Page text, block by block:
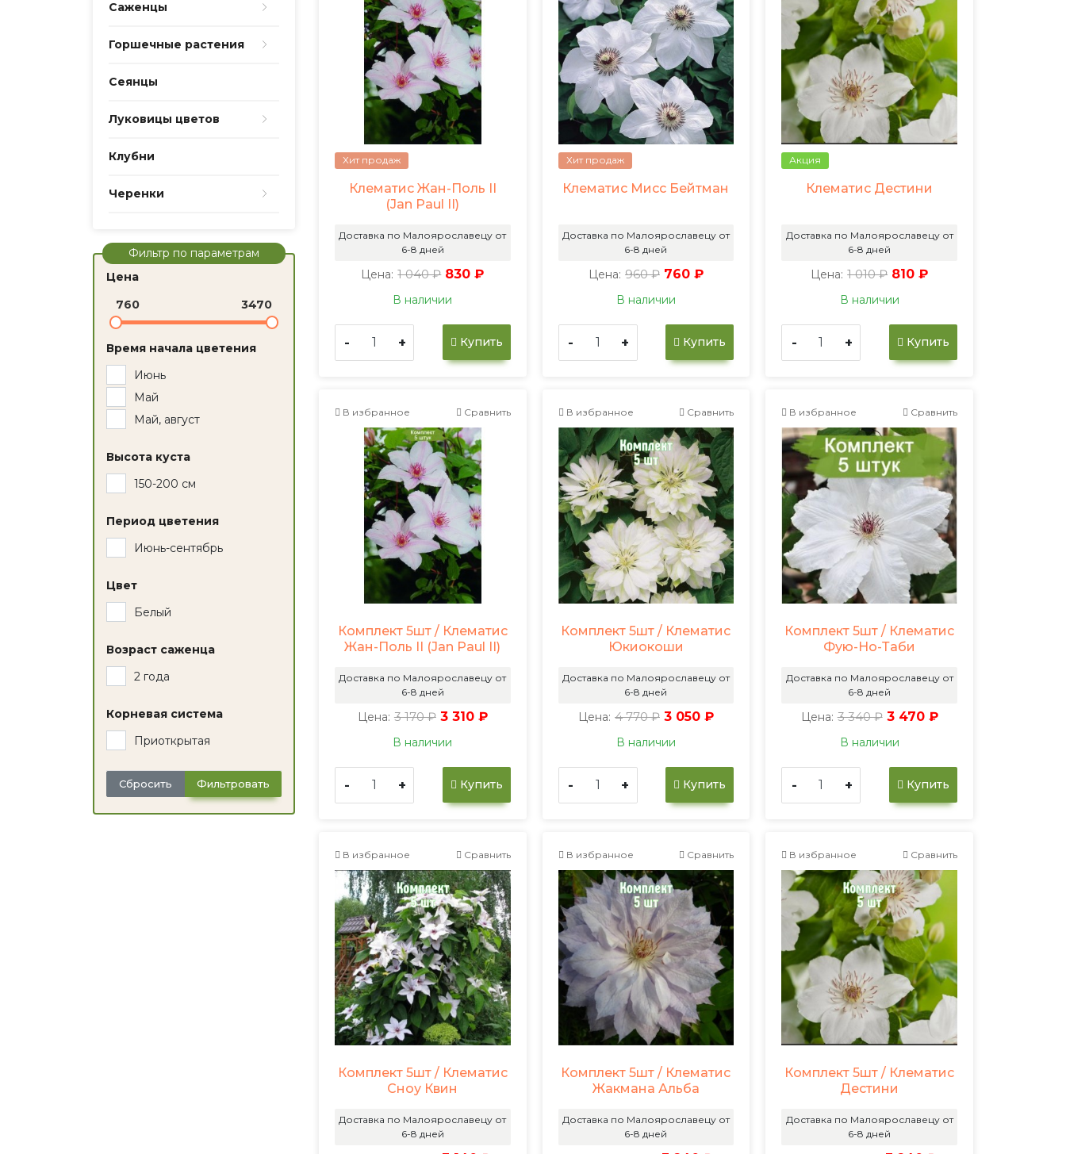
Саженцы
Горшечные растения
Сеянцы
Луковицы цветов
Клубни
Черенки
Фильтр по параметрам
Цена
760
3470
Время начала цветения
Июнь
Май
Май, август
Высота куста
150-200 см
Период цветения
Июнь-сентябрь
Цвет
Белый
Возраст саженца
2 года
Корневая система
Приоткрытая
Сбросить Фильтровать
Хит продаж
Клематис Жан-Поль II
(Jan Paul II)
Доставка по Малоярославецу от
6-8 дней
Цена: 1 040 ₽ 830 ₽
В наличии
- + Купить
Хит продаж
Клематис Мисс Бейтман
Доставка по Малоярославецу от
6-8 дней
Цена: 960 ₽ 760 ₽
В наличии
- + Купить
Акция
Клематис Дестини
Доставка по Малоярославецу от
6-8 дней
Цена: 1 010 ₽ 810 ₽
В наличии
- + Купить
В избранное Сравнить
Комплект 5шт / Клематис
Жан-Поль II (Jan Paul II)
Доставка по Малоярославецу от
6-8 дней
Цена: 3 170 ₽ 3 310 ₽
В наличии
- + Купить
В избранное Сравнить
Комплект 5шт / Клематис
Юкиокоши
Доставка по Малоярославецу от
6-8 дней
Цена: 4 770 ₽ 3 050 ₽
В наличии
- + Купить
В избранное Сравнить
Комплект 5шт / Клематис
Фую-Но-Таби
Доставка по Малоярославецу от
6-8 дней
Цена: 3 340 ₽ 3 470 ₽
В наличии
- + Купить
В избранное Сравнить
Комплект 5шт / Клематис
Сноу Квин
Доставка по Малоярославецу от
6-8 дней
В избранное Сравнить
Комплект 5шт / Клематис
Жакмана Альба
Доставка по Малоярославецу от
6-8 дней
В избранное Сравнить
Комплект 5шт / Клематис
Дестини
Доставка по Малоярославецу от
6-8 дней